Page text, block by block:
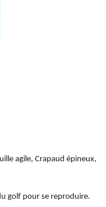
agile, Crapaud épineux,
golf pour se reproduire.